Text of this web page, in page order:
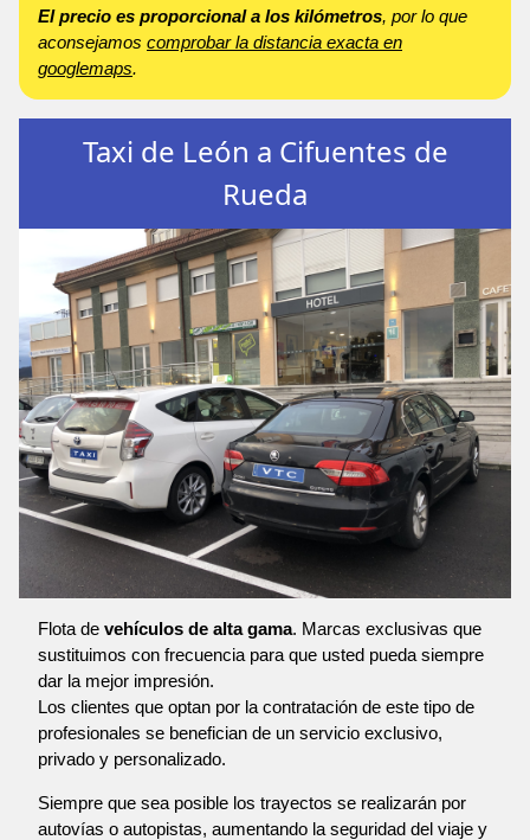
El precio es proporcional a los kilómetros, por lo que
aconsejamos comprobar la distancia exacta en
googlemaps.
Taxi de León a Cifuentes de
Rueda
Flota de vehículos de alta gama. Marcas exclusivas que
sustituimos con frecuencia para que usted pueda siempre
dar la mejor impresión.
Los clientes que optan por la contratación de este tipo de
profesionales se benefician de un servicio exclusivo,
privado y personalizado.
Siempre que sea posible los trayectos se realizarán por
autovías o autopistas, aumentando la seguridad del viaje y